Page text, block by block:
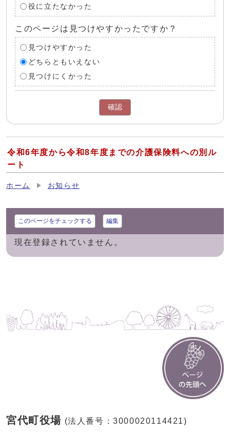
役に立たなかった
このページは見つけやすかったですか？
見つけやすかった
どちらともいえない
見つけにくかった
確認
令和6年度から令和8年度までの介護保険料への別ル
ート
ホーム お知らせ
このページをチェックする 編集
現在登録されていません。
宮代町役場 (法人番号：3000020114421)